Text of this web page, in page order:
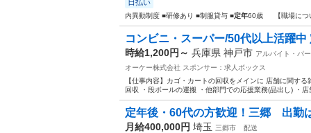
日払い
内異動制度 ■研修あり ■制服貸与 ■定年60歳 【職場につ
コンビニ・スーパー/50代以上活躍
時給1,200円～ 兵庫県 神戸市 アルバイト・パ
オーケー株式会社 スポンサー：求人ボックス
【仕事内容】カゴ・カートの回収をメインに 店舗に関す
回収 ・段ボールの運搬 ・他部門での応援業務(品出し) ・
定年後・60代の方歓迎！三郷 出勤
月給400,000円 埼玉 三郷市
配送